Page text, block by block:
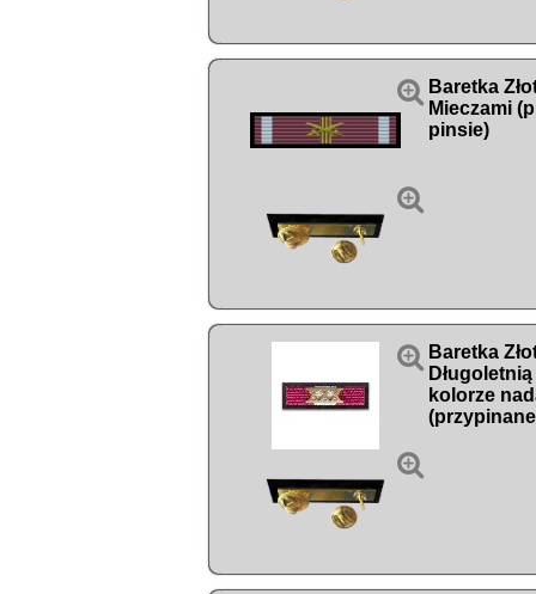


Baretka
Mieczami
pinsie)


Baretka
kolorze